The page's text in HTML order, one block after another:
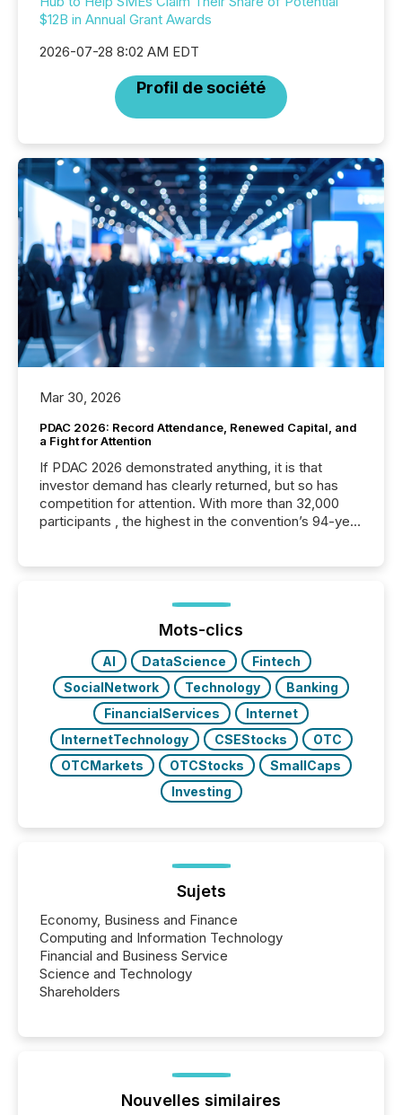
$12B in Annual Grant Awards
2026-07-28 8:02 AM EDT
Profil de société
Mar 30, 2026
PDAC 2026: Record Attendance, Renewed Capital, and
a Fight for Attention
If PDAC 2026 demonstrated anything, it is that
investor demand has clearly returned, but so has
competition for attention. With more than 32,000
participants , the highest in the convention’s 94-year
week, connecting with clients and prospects across
the conference. Optimism was evident, with...
Mots-clics
AI DataScience
Fintech
SocialNetwork
Technology
Banking
FinancialServices
Internet
InternetTechnology
CSEStocks
OTC
OTCMarkets
OTCStocks
SmallCaps
Investing
Sujets
Economy, Business and Finance
Computing and Information Technology
Financial and Business Service
Science and Technology
Shareholders
Nouvelles similaires